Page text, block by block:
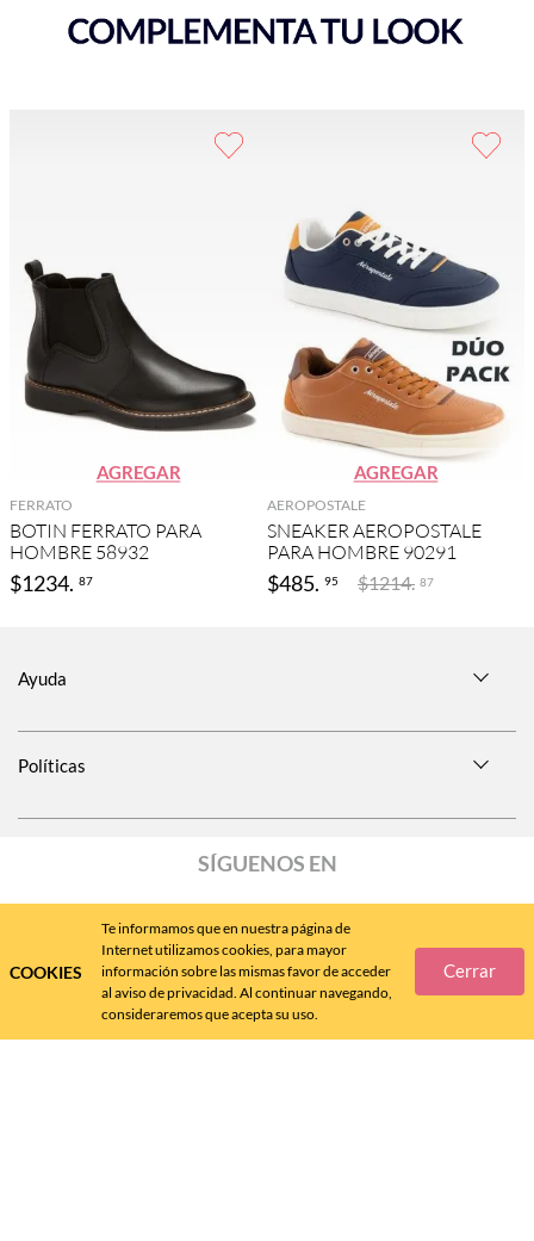
COOKIES
Te informamos que en nuestra página de
Internet utilizamos cookies, para mayor
información sobre las mismas favor de acceder
al aviso de privacidad. Al continuar navegando,
consideraremos que acepta su uso.
Cerrar
AGREGAR
FERRATO
BOTIN FERRATO PARA
HOMBRE 58932
$1234. 87
AGREGAR
AEROPOSTALE
SNEAKER AEROPOSTALE
PARA HOMBRE 90291
$485. 95 $1214. 87
Ayuda
Políticas
SÍGUENOS EN
CallCenter477 788 4600